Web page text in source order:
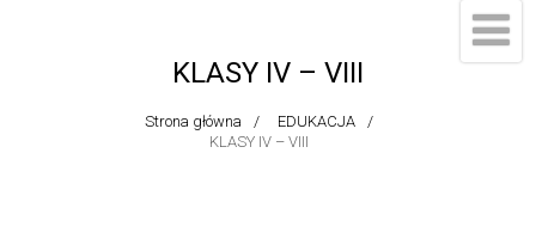
KLASY IV – VIII
Strona główna
EDUKACJA
KLASY IV – VIII